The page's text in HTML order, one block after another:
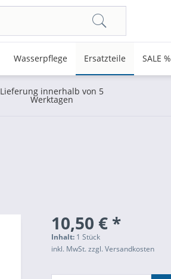
Wasserpflege Ersatzteile SALE %
Lieferung innerhalb von 5
Werktagen
10,50 € *
Inhalt: 1 Stück
inkl. MwSt.zzgl. Versandkosten